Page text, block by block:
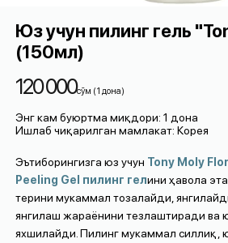
Юз учун пилинг гель
(150мл)
120 000cўм (1 дона)
Энг кам буюртма миқдори: 1 дона
Ишлаб чиқарилган мамлакат: Корея
Эътиборингизга юз учун Tony Moly
Peeling Gel пилинг гелини ҳавола
терини мукаммал тозалайди,
янгилаш жараёнини тезлаштиради ва
яхшилайди. Пилинг мукаммал силлиқ,